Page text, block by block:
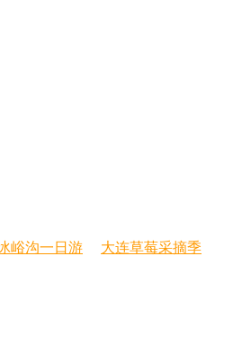
峪沟一日游 大连草莓采摘季